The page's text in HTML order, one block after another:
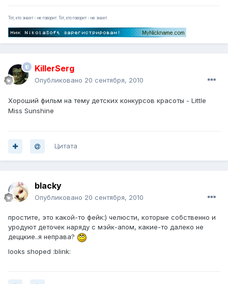
Тот, кто знает - не говорит. Тот, кто говорит - не знает.
KillerSerg
Опубликовано 20 сентября, 2010
Хороший фильм на тему детских конкурсов красоты - Little
Miss Sunshine
Цитата
blacky
Опубликовано 20 сентября, 2010
простите, это какой-то фейк:) челюсти, которые собственно и
уродуют деточек наряду с мэйк-апом, какие-то далеко не
деццкие..я неправа?
looks shoped :blink: